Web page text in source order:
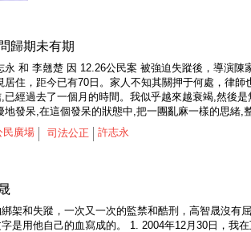
歸期未有期
永 和 李翹楚 因 12.26公民案 被強迫失蹤後，導演
居住，距今已有70日。家人不知其關押于何處，律
已經過去了一個月的時間。我似乎越來越衰竭,然後
地發呆,在這個發呆的狀態中,把一團亂麻一樣的思緒
民廣場 司法公正 許志永
架和失蹤，一次又一次的監禁和酷刑，高智晟沒
是用他自己的血寫成的。 1. 2004年12月30日，我